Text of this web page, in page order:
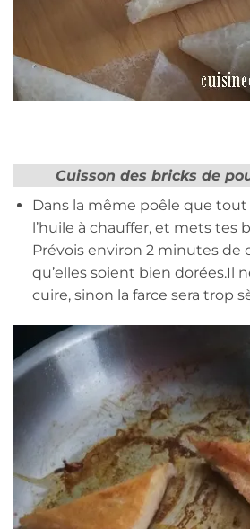
Cuisson des bricks de
Dans la même poêle que tout
l’huile à chauffer, et mets tes
Prévois environ 2 minutes de
qu’elles soient bien dorées.Il
cuire, sinon la farce sera trop